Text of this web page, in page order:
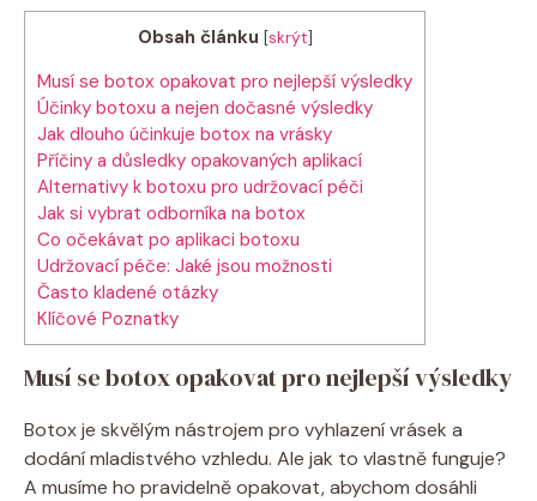
Obsah článku [skrýt]
Musí ⁢se botox opakovat pro nejlepší výsledky
Účinky botoxu a nejen dočasné výsledky
Jak dlouho ⁤účinkuje botox na vrásky
Příčiny a důsledky opakovaných aplikací
Alternativy k ‌botoxu pro udržovací péči
Jak ⁤si vybrat odborníka na botox
Co očekávat po aplikaci botoxu
Udržovací péče: Jaké jsou ‌možnosti
Často kladené otázky
Klíčové Poznatky
Musí ⁢se botox opakovat pro nejlepší výsledky
Botox⁢ je ​skvělým nástrojem pro ‍vyhlazení⁢ vrásek a‌
dodání mladistvého vzhledu. Ale⁢ jak to vlastně​ funguje?
A musíme ho pravidelně opakovat, abychom dosáhli‍